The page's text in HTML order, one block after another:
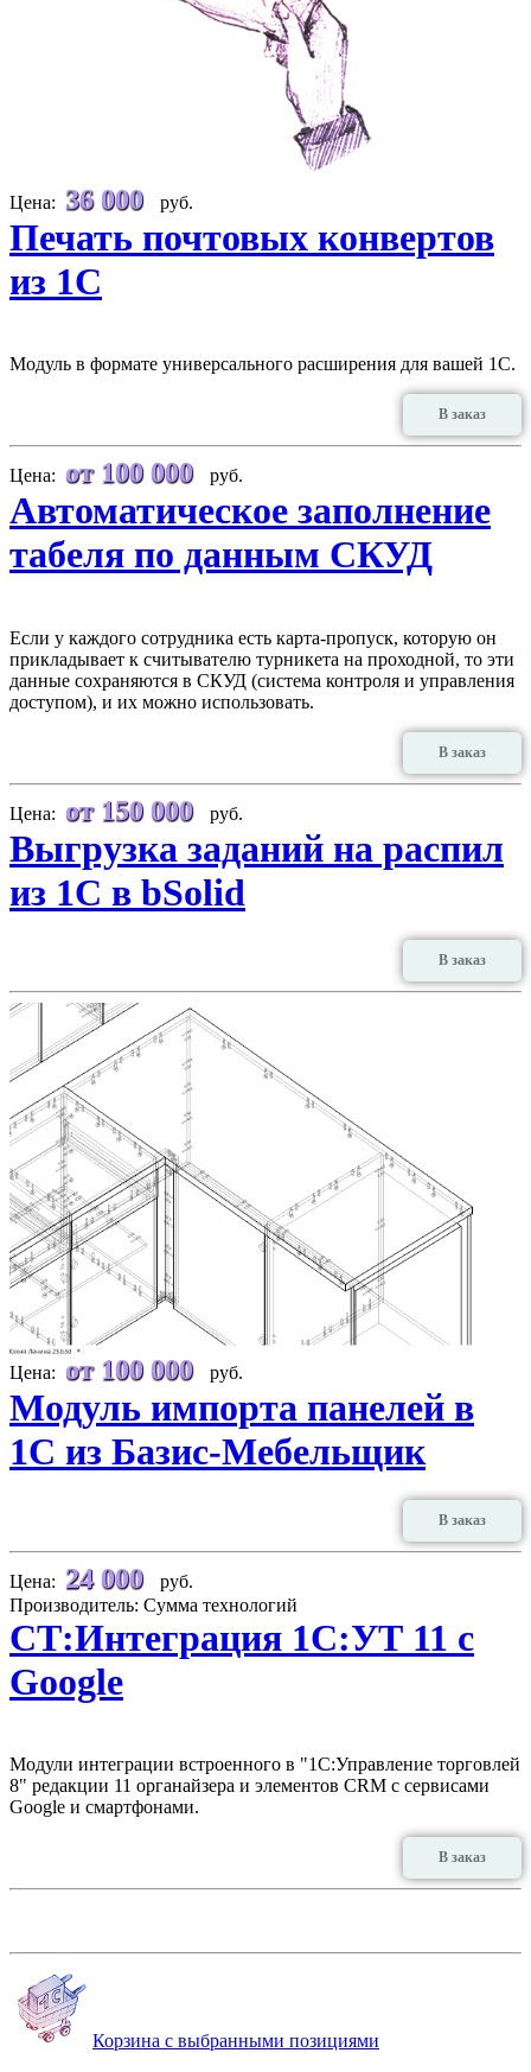
Цена: 36 000 руб.
Печать почтовых конвертов
из 1С
Модуль в формате универсального расширения для вашей 1С.
В заказ
Цена: от 100 000 руб.
Автоматическое заполнение
табеля по данным СКУД
Если у каждого сотрудника есть карта-пропуск, которую он
прикладывает к считывателю турникета на проходной, то эти
данные сохраняются в СКУД (система контроля и управления
доступом), и их можно использовать.
В заказ
Цена: от 150 000 руб.
Выгрузка заданий на распил
из 1С в bSolid
В заказ
Цена: от 100 000 руб.
Модуль импорта панелей в
1С из Базис-Мебельщик
В заказ
Цена: 24 000
руб.
Производитель: Сумма технологий
СТ:Интеграция 1С:УТ 11 с
Google
Модули интеграции встроенного в "1С:Управление торговлей
8" редакции 11 органайзера и элементов CRM с сервисами
Google и смартфонами.
В заказ
Корзина с выбранными позициями